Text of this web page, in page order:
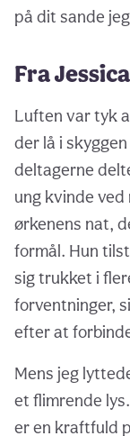
på dit sande
Fra
Luften var tyk
der lå i
deltagerne
ung kvinde ved
ørkenens nat,
formål. Hun
sig trukket i
forventninger,
efter at
Mens jeg
et flimrende
er en kraftfuld